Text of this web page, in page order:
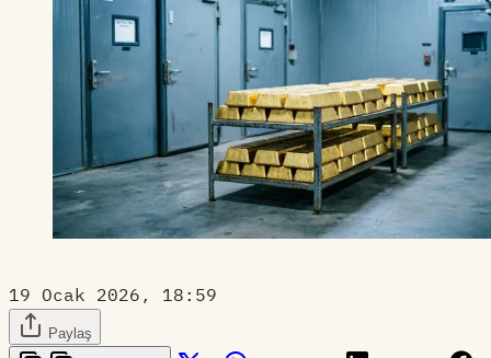
19 Ocak 2026, 18:59
Paylaş